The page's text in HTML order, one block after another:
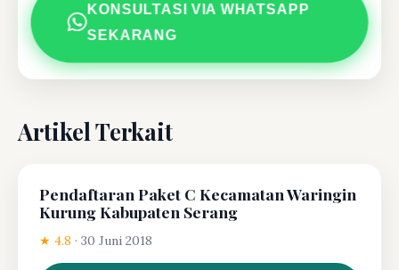
KONSULTASI VIA WHATSAPP
SEKARANG
Artikel Terkait
Pendaftaran Paket C Kecamatan Waringin
Kurung Kabupaten Serang
★ 4.8 · 30 Juni 2018